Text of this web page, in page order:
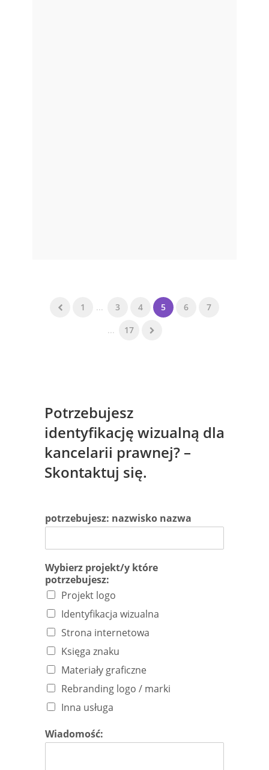
1 ... 3 4 5 6
7
...
17
Potrzebujesz
identyfikację wizualną dla
kancelarii prawnej? –
Skontaktuj się.
potrzebujesz: nazwisko nazwa
Wybierz projekt/y które
potrzebujesz:
Projekt logo
Identyfikacja wizualna
Strona internetowa
Księga znaku
Materiały graficzne
Rebranding logo / marki
Inna usługa
Wiadomość: